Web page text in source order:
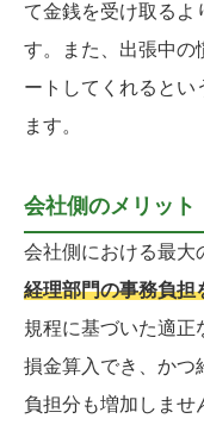
て金銭を受け取るよ
す。また、出張中の
ートしてくれるとい
ます。
会社側のメリット
会社側における最大
経理部門の事務負担
規程に基づいた適正
損金算入でき、かつ
負担分も増加しませ